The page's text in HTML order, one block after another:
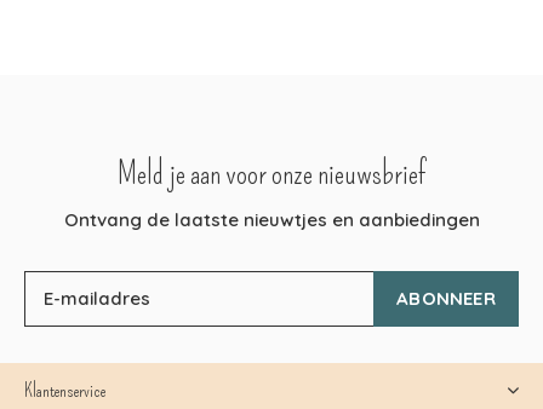
Meld je aan voor onze nieuwsbrief
Ontvang de laatste nieuwtjes en aanbiedingen
ABONNEER
Klantenservice